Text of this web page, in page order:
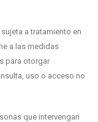
a tratamiento en
a las medidas
para otorgar
uso o acceso no
que intervengan